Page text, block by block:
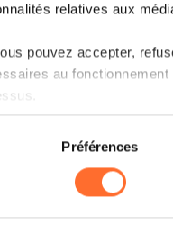
relatives aux
pouvez accepter,
au
sur le site et certaines
de lecture vidéo,
ou des cookies non
Préférences